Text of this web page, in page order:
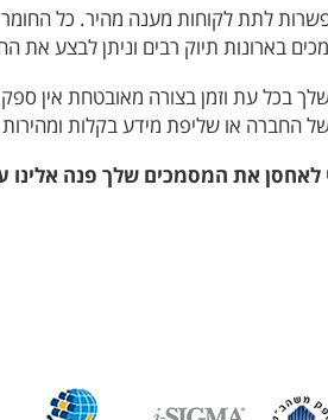
לתת לקוחות מענה מהיר. כל
בארונות תיוק רבים וניתן לבצע
בכל עת וזמן בצורה מאובטחת אין
החברה או שליפת מידע בקלות
את המסמכים שלך פנה אלינו